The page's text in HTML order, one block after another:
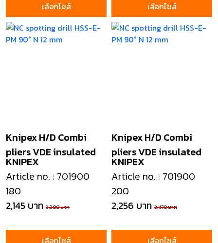
เลือกไซส์ เลือกไซส์
KNIPEX
Knipex H/D Combi
pliers VDE insulated
Article no. : 701900
180
2,145 บาท 3,300 บาท
เลือกไซส์
KNIPEX
Knipex H/D Combi
pliers VDE insulated
Article no. : 701900
200
2,256 บาท 3,470 บาท
เลือกไซส์